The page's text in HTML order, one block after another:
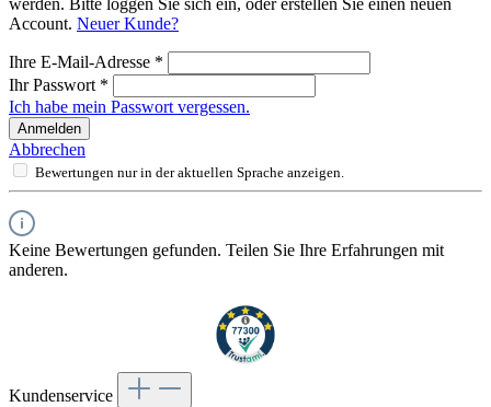
werden. Bitte loggen Sie sich ein, oder erstellen Sie einen neuen
Account. Neuer Kunde?
Ihre E-Mail-Adresse *
Ihr Passwort *
Ich habe mein Passwort vergessen.
Anmelden
Abbrechen
Bewertungen nur in der aktuellen Sprache anzeigen.
Keine Bewertungen gefunden. Teilen Sie Ihre Erfahrungen mit
anderen.
Kundenservice